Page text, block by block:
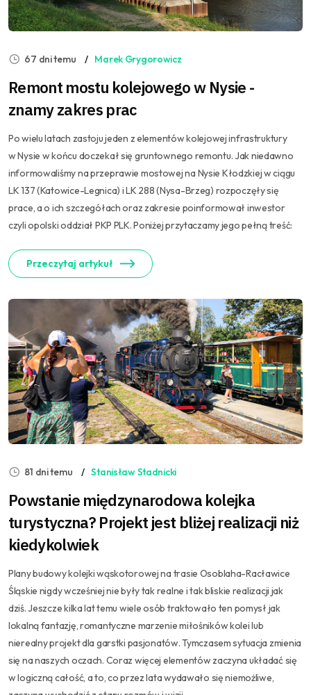
67 dni temu Marek Grygorowicz
Remont mostu kolejowego w Nysie -
znamy zakres prac
Po wielu latach zastoju jeden z elementów kolejowej infrastruktury
w Nysie w końcu doczekał się gruntownego remontu. Jak niedawno
informowaliśmy na przeprawie mostowej na Nysie Kłodzkiej w ciągu
LK 137 (Katowice-Legnica) i LK 288 (Nysa-Brzeg) rozpoczęły się
prace, a o ich szczegółach oraz zakresie poinformował inwestor
czyli opolski oddział PKP PLK. Poniżej przytaczamy jego pełną treść:
Przeczytaj artykuł
81 dni temu Stanisław Stadnicki
Powstanie międzynarodowa kolejka
turystyczna? Projekt jest bliżej realizacji niż
kiedykolwiek
Plany budowy kolejki wąskotorowej na trasie Osoblaha-Racławice
Śląskie nigdy wcześniej nie były tak realne i tak bliskie realizacji jak
dziś. Jeszcze kilka lat temu wiele osób traktowało ten pomysł jak
lokalną fantazję, romantyczne marzenie miłośników kolei lub
nierealny projekt dla garstki pasjonatów. Tymczasem sytuacja zmienia
się na naszych oczach. Coraz więcej elementów zaczyna układać się
w logiczną całość, a to, co przez lata wydawało się niemożliwe,